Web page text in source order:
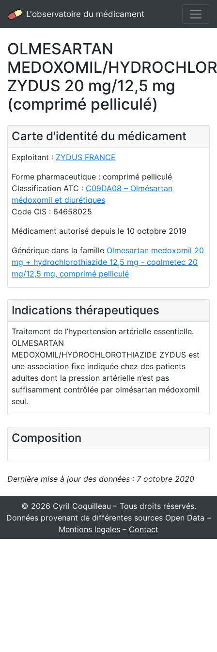
L'observatoire du médicament
OLMESARTAN
MEDOXOMIL/
ZYDUS 20 mg/12,5 mg
(comprimé pelliculé)
Carte d'identité du médicament
Exploitant : ZYDUS FRANCE
Forme pharmaceutique : comprimé pelliculé
Classification ATC : C09DA08 – Olmésartan
médoxomil et diurétiques
Code CIS : 64658025
Médicament autorisé depuis le 10 octobre 2019
Générique dans la famille Olmesartan medoxomil 20
mg + hydrochlorothiazide 12,5 mg - coolmetec 20
mg/12,5 mg, comprimé pelliculé
Indications thérapeutiques
Traitement de l’hypertension artérielle essentielle.
OLMESARTAN
MEDOXOMIL/HYDROCHLOROTHIAZIDE ZYDUS est
une association fixe indiquée chez des patients
adultes dont la pression artérielle n’est pas
suffisamment contrôlée par olmésartan médoxomil
seul.
Composition
Dernière mise à jour des données : 7 octobre 2020
© 2026 Cyril Coquilleau – Tous droits réservés.
Données provenant de différentes sources Open Data –
Mentions légales – Contact